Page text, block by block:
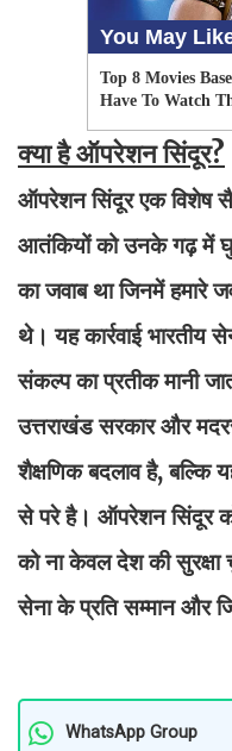
क्या है ऑपरेशन सिंदूर?
ऑपरेशन सिंदूर एक विशेष
आतंकियों को उनके गढ़ में
का जवाब था जिनमें हमारे
थे। यह कार्रवाई भारतीय
संकल्प का प्रतीक मानी
उत्तराखंड सरकार और
शैक्षणिक बदलाव है,
से परे है। ऑपरेशन सिंदूर
को ना केवल देश की सुरक्षा
सेना के प्रति सम्मान और
WhatsApp Group